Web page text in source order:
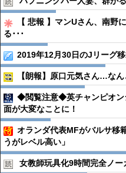
【 悲報 】マンUさん、南野
る･･･
2019年12月30日のJリーグ
【朗報】原口元気さん…な
◆閲覧注意◆英チャンピオン
面が大変なことに！
オランダ代表MFがバルサ
うがレベル高い」
女教師玩具化9時間完全ノ